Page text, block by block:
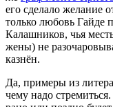
его сделало желание
только любовь Гайде
Калашников, чья
жены) не
казнён.
Да, примеры из
чему надо